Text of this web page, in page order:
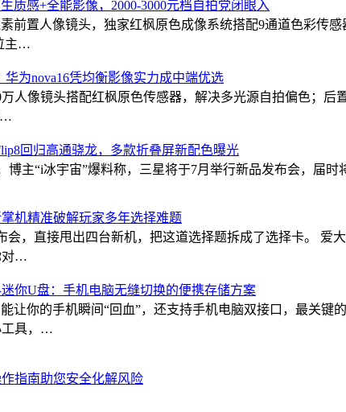
质感+全能影像，2000-3000元档自拍党闭眼入
素前置人像镜头，独家红枫原色成像系统搭配9通道色彩
主…
华为nova16凭均衡影像实力成中端优选
人像镜头搭配红枫原色传感器，解决多光源自拍偏色；
…
回归高通骁龙，多款折叠屏新配色曝光
博主“i冰宇宙”爆料称，三星将于7月举行新品发布会，届
机精准破解玩家多年选择难题
会，直接甩出四台新机，把这道选择题拆成了选择卡。
对…
你U盘：手机电脑无缝切换的便携存储方案
让你的手机瞬间“回血”，还支持手机电脑双接口，最关
工具，…
指南助您安全化解风险